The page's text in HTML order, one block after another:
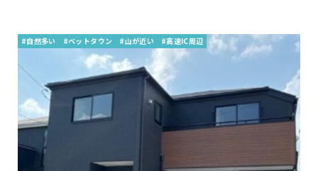
#自然多い #ベットタウン #山が近い #高速IC周辺